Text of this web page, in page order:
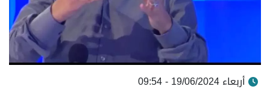
أربعاء 19/06/2024 - 09:54